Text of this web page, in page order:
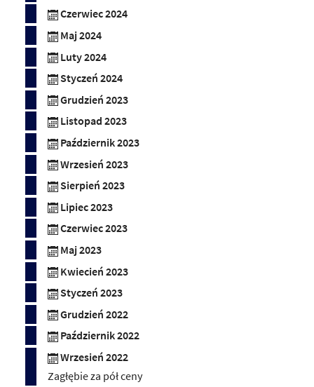
Czerwiec 2024
Maj 2024
Luty 2024
Styczeń 2024
Grudzień 2023
Listopad 2023
Październik 2023
Wrzesień 2023
Sierpień 2023
Lipiec 2023
Czerwiec 2023
Maj 2023
Kwiecień 2023
Styczeń 2023
Grudzień 2022
Październik 2022
Wrzesień 2022
Zagłębie za pół ceny